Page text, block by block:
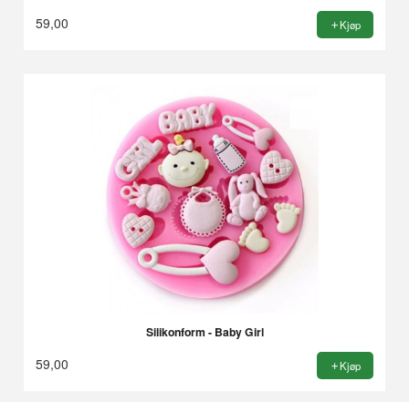
59,00 Kjøp
Silikonform - Baby Girl
59,00 Kjøp